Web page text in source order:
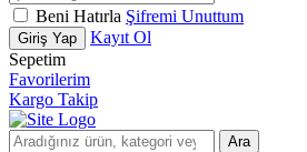
Beni Hatırla Şifremi Unuttum
Giriş Yap
Kayıt Ol
Sepetim
Favorilerim
Kargo Takip
Ara